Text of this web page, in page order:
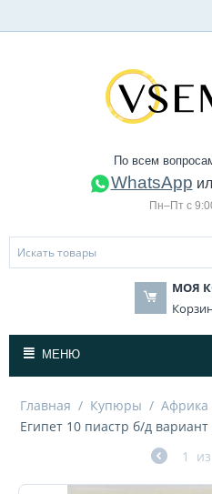
По всем
WhatsApp
Пн–Пт с
МОЯ
МЕНЮ
Главная / Купюры / Африка
Египет 10 пиастр б/д
1
из